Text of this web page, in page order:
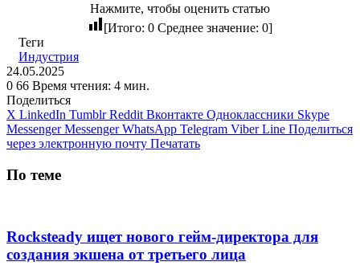
Нажмите, чтобы оценить статью
[Итого: 0 Среднее значение: 0]
Теги
Индустрия
24.05.2025
0 66 Время чтения: 4 мин.
Поделиться
X LinkedIn Tumblr Reddit Вконтакте Одноклассники Skype
Messenger Messenger WhatsApp Telegram Viber Line Поделиться
через электронную почту Печатать
По теме
Rocksteady ищет нового гейм-директора для
создания экшена от третьего лица